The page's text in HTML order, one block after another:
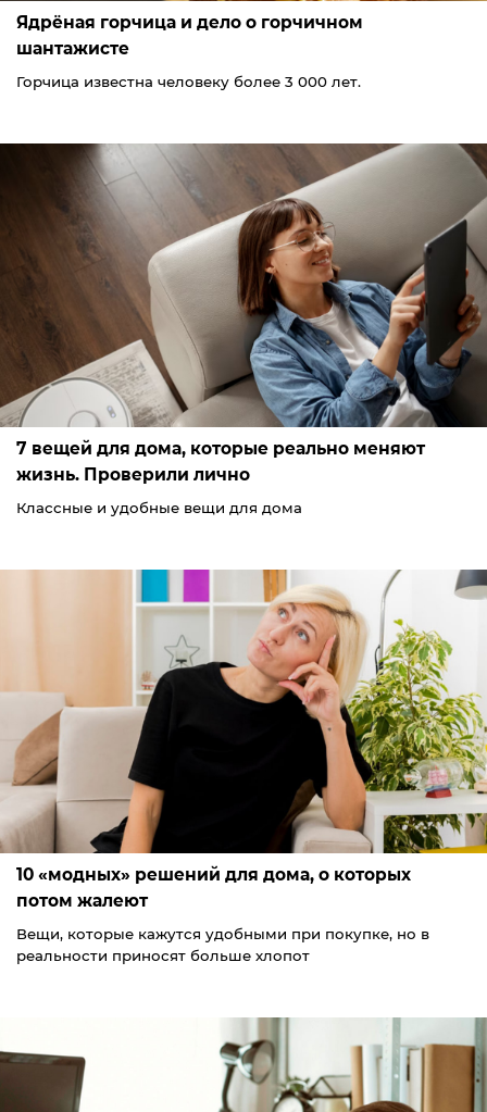
Ядрёная горчица и дело о горчичном
шантажисте
Горчица известна человеку более 3 000 лет.
7 вещей для дома, которые реально меняют
жизнь. Проверили лично
Классные и удобные вещи для дома
10 «модных» решений для дома, о которых
потом жалеют
Вещи, которые кажутся удобными при покупке, но в
реальности приносят больше хлопот